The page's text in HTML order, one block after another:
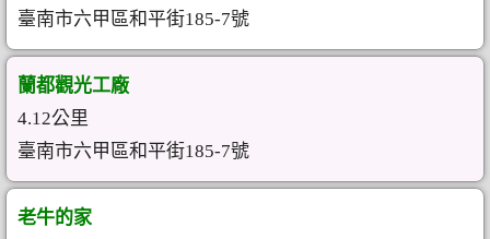
臺南市六甲區和平街185-7號
蘭都觀光工廠
4.12公里
臺南市六甲區和平街185-7號
老牛的家